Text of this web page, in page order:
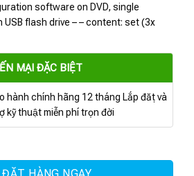
software on DVD, single
USB flash drive – – content: set (3x
MẠI ĐẶC BIỆT
hành chính hãng 12 tháng Lắp đặt và
kỹ thuật miễn phí trọn đời